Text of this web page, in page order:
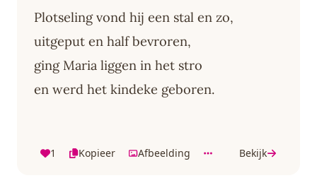
Plotseling vond hij een stal en zo,
uitgeput en half bevroren,
ging Maria liggen in het stro
en werd het kindeke geboren.
1 Kopieer Afbeelding Bekijk